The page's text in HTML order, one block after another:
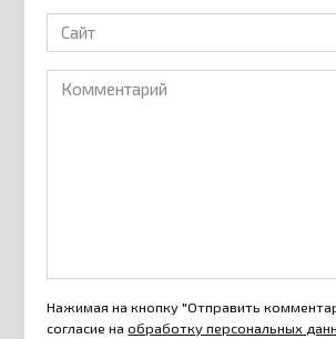
Сайт
Комментарий
Нажимая на кнопку "Отправить
согласие наобработку персональных